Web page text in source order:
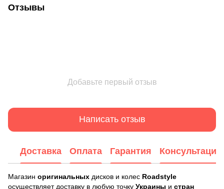
Отзывы
Добавьте первый отзыв
Написать отзыв
Доставка Оплата Гарантия Консультация
Магазин оригинальных дисков и колес Roadstyle
осуществляет доставку в любую точку Украины и стран